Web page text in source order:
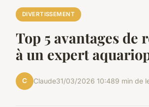
DIVERTISSEMENT
Top 5 avantages de
à un expert
C Claude31/03/2026 10:489 min de